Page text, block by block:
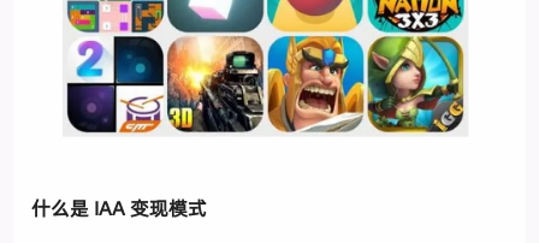
什么是 IAA 变现模式